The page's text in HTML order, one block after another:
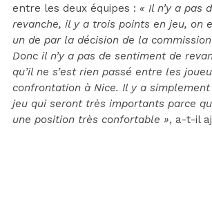
entre les deux équipes : « Il n’y a pas
revanche, il y a trois points en jeu, on
un de par la décision de la
Donc il n’y a pas de sentiment de
qu’il ne s’est rien passé entre les
confrontation à Nice. Il y a
jeu qui seront très importants parce
une position très confortable », a-t-il